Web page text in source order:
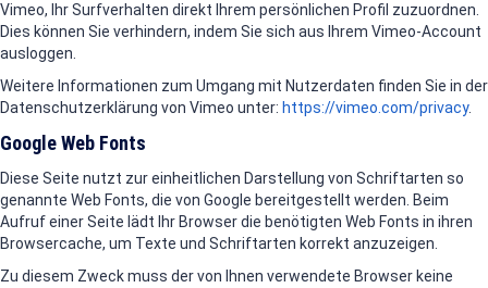
Vimeo, Ihr Surfverhalten direkt Ihrem persönlichen Profil zuzuordnen.
Dies können Sie verhindern, indem Sie sich aus Ihrem Vimeo-Account
ausloggen.
Weitere Informationen zum Umgang mit Nutzerdaten finden Sie in der
Datenschutzerklärung von Vimeo unter: https://vimeo.com/privacy.
Google Web Fonts
Diese Seite nutzt zur einheitlichen Darstellung von Schriftarten so
genannte Web Fonts, die von Google bereitgestellt werden. Beim
Aufruf einer Seite lädt Ihr Browser die benötigten Web Fonts in ihren
Browsercache, um Texte und Schriftarten korrekt anzuzeigen.
Zu diesem Zweck muss der von Ihnen verwendete Browser keine